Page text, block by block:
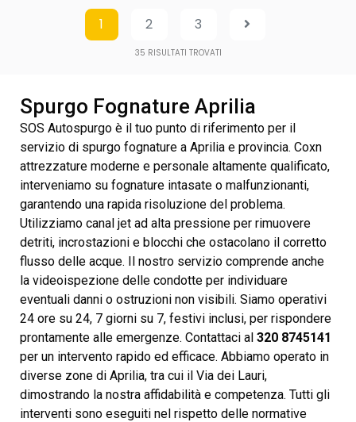
1 2 3
35 RISULTATI TROVATI
Spurgo Fognature Aprilia
SOS Autospurgo è il tuo punto di riferimento per il
servizio di spurgo fognature a Aprilia e provincia. Coxn
attrezzature moderne e personale altamente qualificato,
interveniamo su fognature intasate o malfunzionanti,
garantendo una rapida risoluzione del problema.
Utilizziamo canal jet ad alta pressione per rimuovere
detriti, incrostazioni e blocchi che ostacolano il corretto
flusso delle acque. Il nostro servizio comprende anche
la videoispezione delle condotte per individuare
eventuali danni o ostruzioni non visibili. Siamo operativi
24 ore su 24, 7 giorni su 7, festivi inclusi, per rispondere
prontamente alle emergenze. Contattaci al 320 8745141
per un intervento rapido ed efficace. Abbiamo operato in
diverse zone di Aprilia, tra cui il Via dei Lauri,
dimostrando la nostra affidabilità e competenza. Tutti gli
interventi sono eseguiti nel rispetto delle normative